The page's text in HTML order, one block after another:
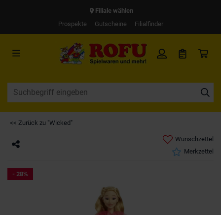
Filiale wählen
Prospekte
Gutscheine Filialfinder
<< Zurück zu "Wicked"
Wunschzettel
Merkzettel
- 28%